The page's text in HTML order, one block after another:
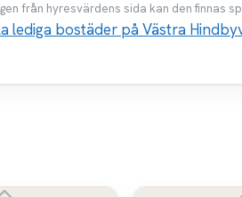
från hyresvärdens sida kan den finnas
lediga bostäder på Västra